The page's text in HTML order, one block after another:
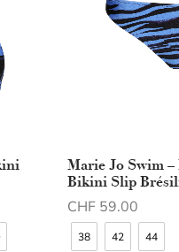
Marie Jo Swim –
Bikini Slip
CHF 59.00
Choix des options
38 42 44